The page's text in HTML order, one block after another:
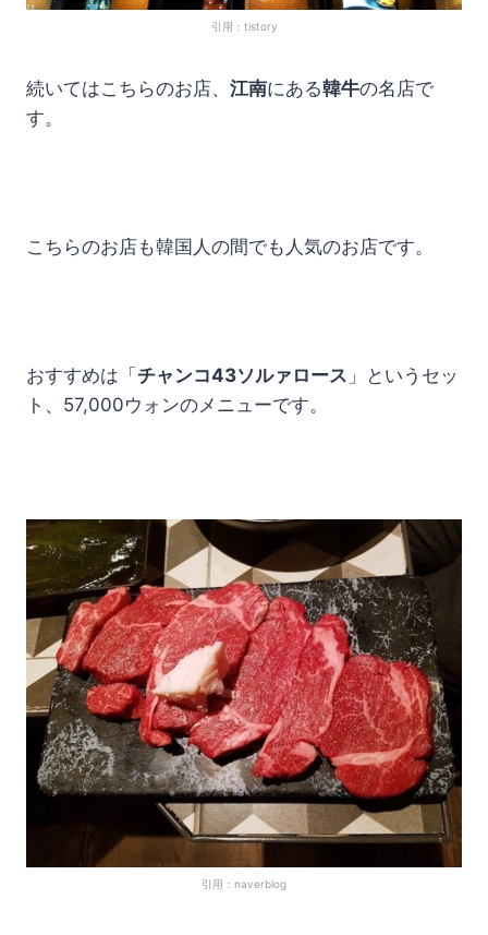
引用：tistory
続いてはこちらのお店、 江南にある韓牛の名店で
す。
こちらのお店も韓国人の間でも人気のお店です。
おすすめは「 チャンコ43ソルァロース 」というセッ
ト、57,000ウォンのメニューです。
引用：naverblog